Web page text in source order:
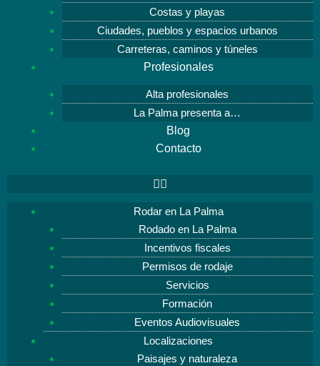
Costas y playas
Ciudades, pueblos y espacios urbanos
Carreteras, caminos y túneles
Profesionales
Alta profesionales
La Palma presenta a…
Blog
Contacto
Rodar en La Palma
Rodado en La Palma
Incentivos fiscales
Permisos de rodaje
Servicios
Formación
Eventos Audiovisuales
Localizaciones
Paisajes y naturaleza